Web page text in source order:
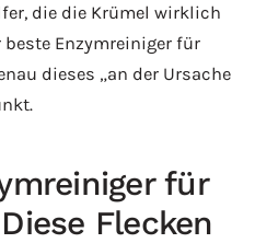
die die Krümel wirklich
beste Enzymreiniger für
dieses „an der Ursache
für
Flecken